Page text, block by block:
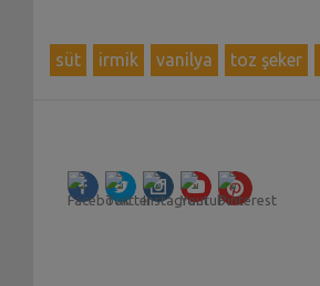
süt irmik vanilya toz şeker